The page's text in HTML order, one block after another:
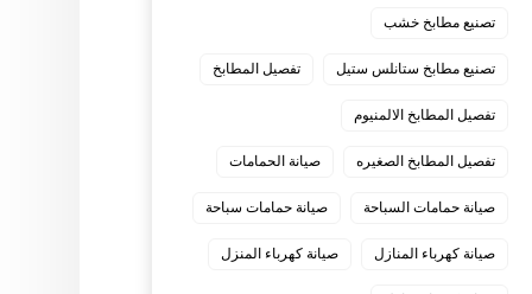
تصنيع مطابخ خشب
تصنيع مطابخ ستانلس ستيل تفصيل المطابخ
تفصيل المطابخ الالمنيوم
تفصيل المطابخ الصغيره صيانة الحمامات
صيانة حمامات السباحة صيانة حمامات سباحة
صيانة كهرباء المنازل صيانة كهرباء المنزل